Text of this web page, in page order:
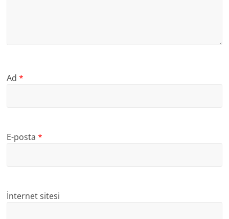
Ad*
E-posta*
İnternet sitesi